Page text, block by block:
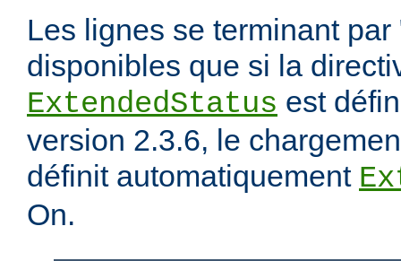
Les lignes se terminant par
disponibles que si la
ExtendedStatus est
version 2.3.6, le
définit automatiquement
On.